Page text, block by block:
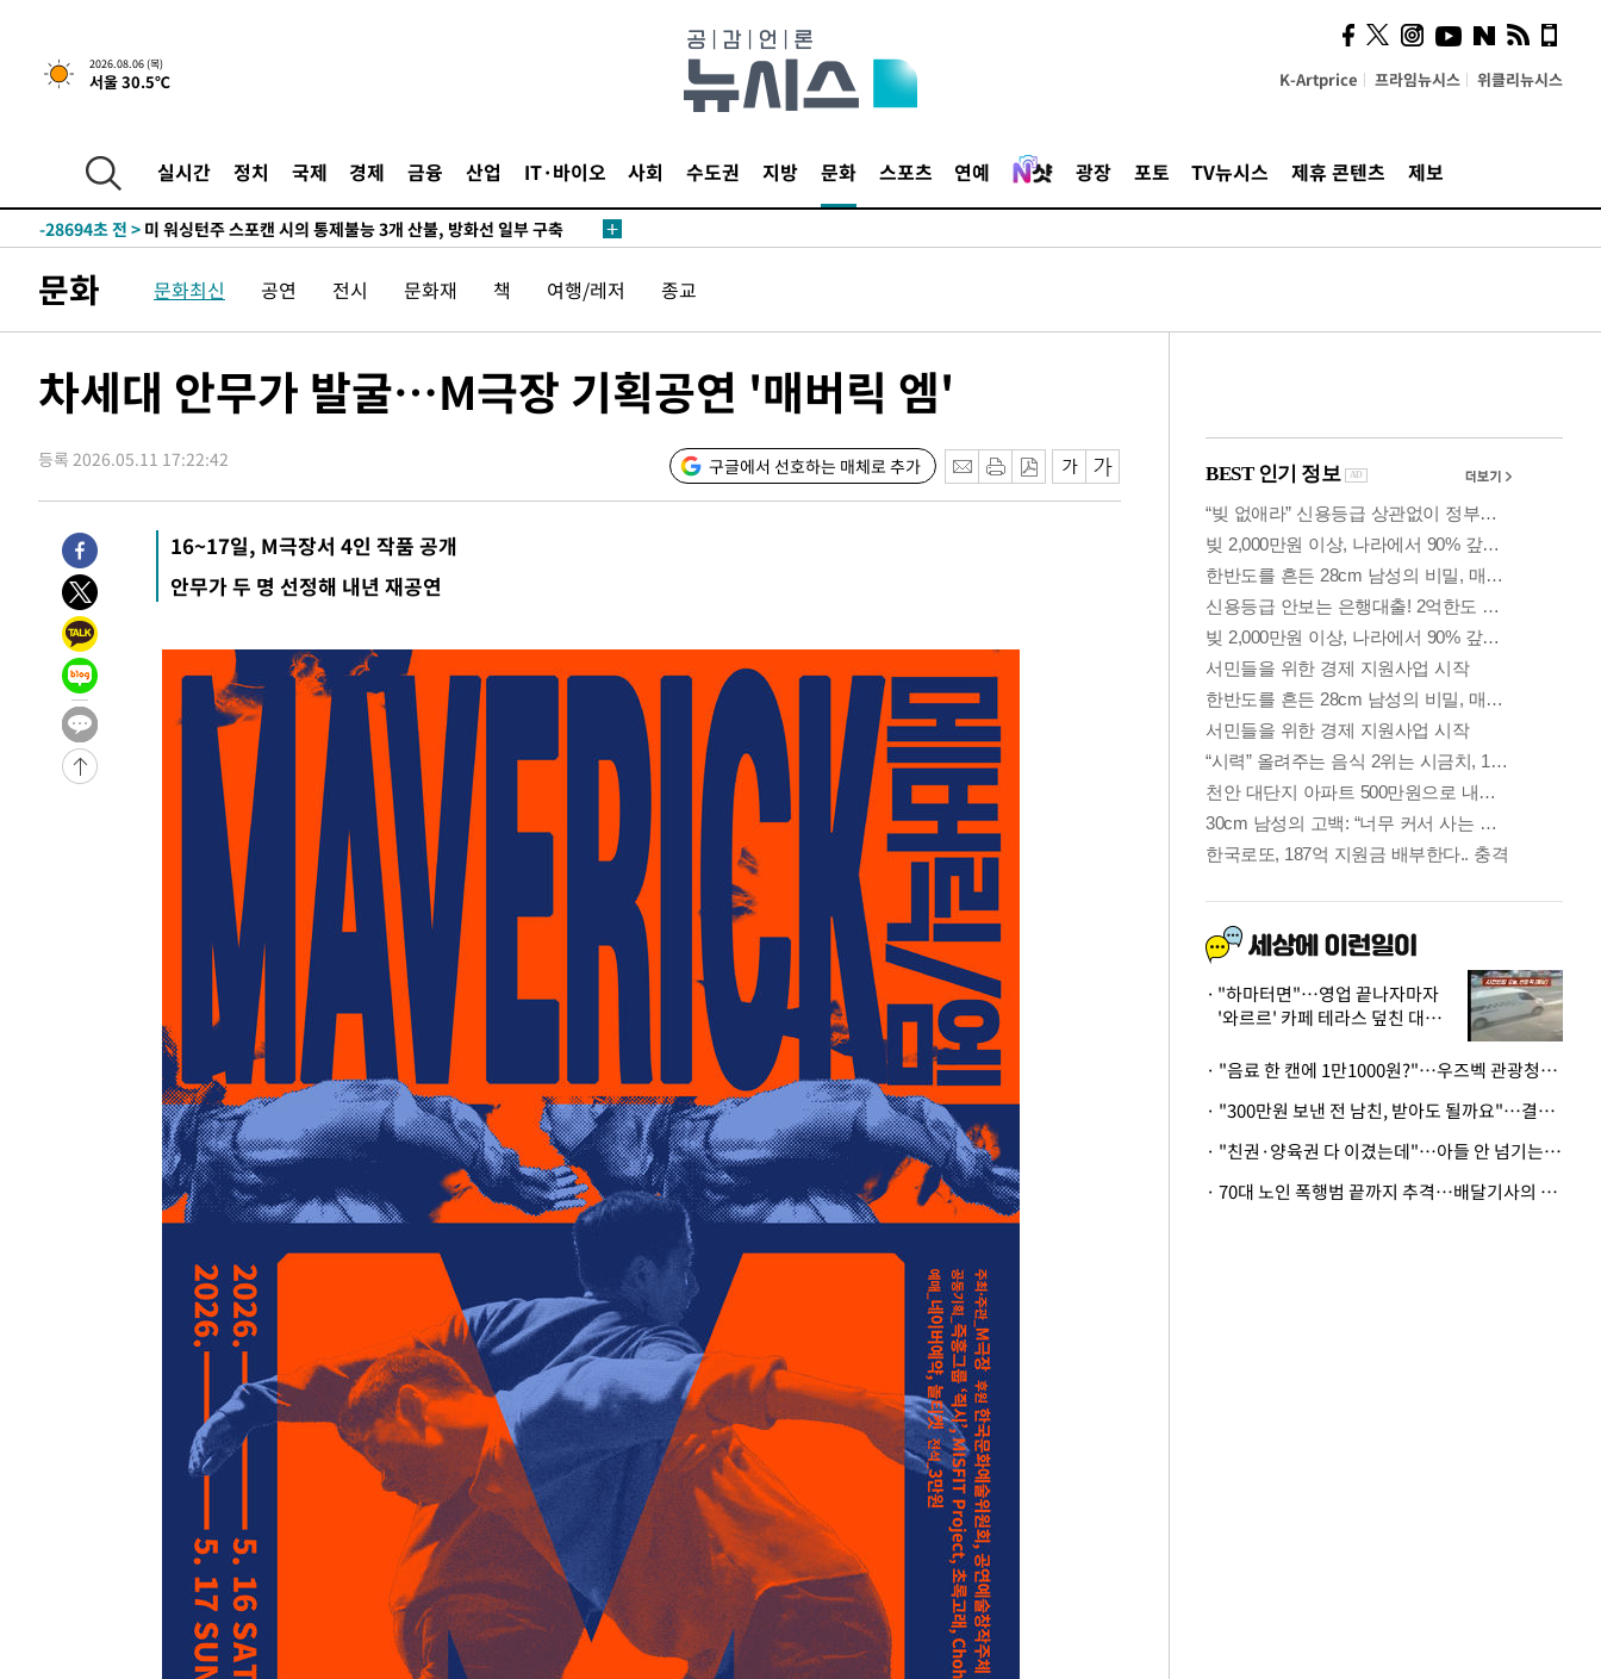
2026.08.06 (목)
서울 30.5℃ K-Artprice 프라임뉴시스 위클리뉴시스
실시간 정치 국제 경제 금융 산업 IT·바이오 사회 수도권 지방 문화 스포츠 연예 광장 포토 TV뉴시스 제휴 콘텐츠 제보
-31381초 전 >
6월 경상수지 497.3억 달러…두 달 연속 사상 최대
-31332초 전 >
-28694초 전 > 미 워싱턴주 스포캔 시의 통제불능 3개 산불, 방화선 일부 구축
우 0.49%↑
-19222초 전 >
[속보] 이란 대통령 "지금 최고지도자와 소통하기가 매우 어려워"
-3773초 전 >[속보] "이란-오만, 호르무즈 해협 통행 항로 합의" 이란 외무부 대변
-31352초 전 >서울 낮 39도 '폭염중대경보'…40도 관측 가능성도
-20887초 전 >[속보] 호르무즈 해협 이란-오만 협상 기대속 뉴욕증시 혼조 마감 다
-19242초 전 >[속보] 이란 대통령 "지금 최고지도자와 소통하기가 매우 어려워"
-3793초 전 >
[속보] "이란-오만, 호르무즈 해협 통행 항로 합의" 이란 외무부 대변
문화 문화최신 공연 전시 문화재 책 여행/레저 종교
차세대 안무가 발굴…M극장 기획공연 '매버릭 엠'
등록 2026.05.11 17:22:42 구글에서 선호하는 매체로 추가
16~17일, M극장서 4인 작품 공개
안무가 두 명 선정해 내년 재공연
카페사장들 "배달플랫폼 상
생안이 더 절실"
"하마터면"…영업 끝나자마자
'와르르' 카페 테라스 덮친 대리
· "음료 한 캔에 1만1000원?"…우즈벡 관광청까지 나섰다, 유튜버 폭로 후폭풍
· "300만원 보낸 전 남친, 받아도 될까요"…결혼 앞둔 예비신부의 뜻밖 고충
· "친권·양육권 다 이겼는데"…아들 안 넘기는 아내에 '강제집행' 가능할까
· 70대 노인 폭행범 끝까지 추격…배달기사의 용기, 추가 피해 막았다